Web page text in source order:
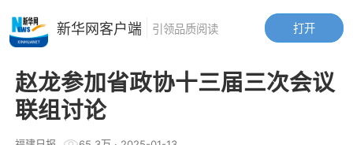
赵龙参加省政协十三届三次会议
联组讨论
打开
新华网客户端 引领品质阅读